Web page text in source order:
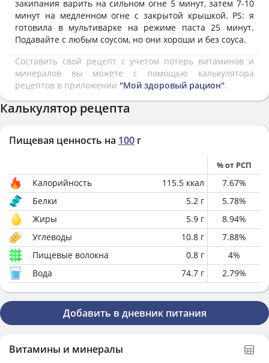
закипания варить на сильном огне 5 минут, затем 7-10
минут на медленном огне с закрытой крышкой. PS: я
готовила в мультиварке на режиме паста 25 минут.
Подавайте с любым соусом, но они хороши и без соуса.
Составить свой рецепт с учетом потерь витаминов и
минералов вы можете с помощью калькулятора
рецептов в приложении "Мой здоровый рацион".
Калькулятор рецепта
Пищевая ценность на 100 г
% от РСП
Калорийность 115.5 ккал 7.67%
Белки
5.2 г 5.78%
Жиры
5.9 г 8.94%
Углеводы
10.8 г 7.88%
Пищевые волокна
0.8 г 4%
Вода
74.7 г 2.79%
Добавить в дневник питания
Витамины и минералы